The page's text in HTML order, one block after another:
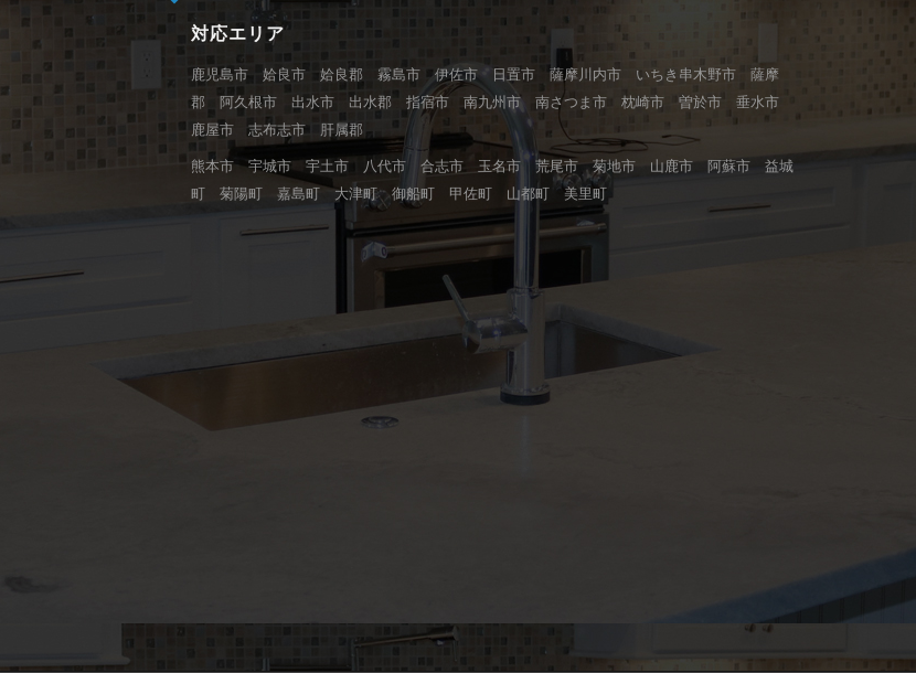
対応エリア
鹿児島市 姶良市 姶良郡 霧島市 伊佐市 日置市 薩摩川内市 いちき串木野市 薩摩
郡 阿久根市 出水市 出水郡 指宿市 南九州市 南さつま市 枕崎市 曽於市 垂水市
鹿屋市 志布志市 肝属郡
熊本市 宇城市 宇土市 八代市 合志市 玉名市 荒尾市 菊地市 山鹿市 阿蘇市 益城
町 菊陽町 嘉島町 大津町 御船町 甲佐町 山都町 美里町